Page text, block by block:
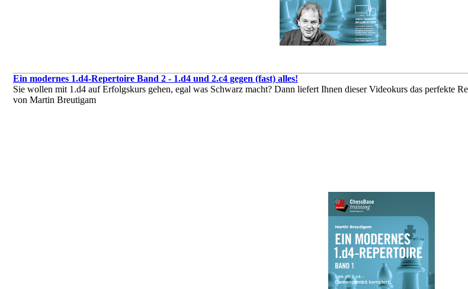
Ein modernes 1.d4-Repertoire Band 2 - 1.d4 und 2.c4 gegen (fast) alles!
Sie wollen mit 1.d4 auf Erfolgskurs gehen, egal was Schwarz macht? Dann liefert Ihnen dieser Videokurs das perfekte
von Martin Breutigam